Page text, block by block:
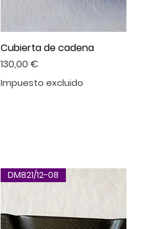
Cubierta de cadena
Precio
130,00 €
Impuesto excluido
DM821/12-08